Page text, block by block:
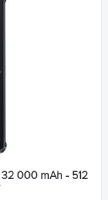
32 000 mAh - 512